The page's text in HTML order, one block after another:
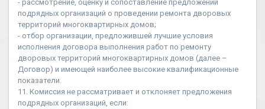
- рассмотрение, оценку и сопоставление предложений
подрядных организаций о проведении ремонта дворовых
территорий многоквартирных домов;
- отбор организации, предложившей лучшие условия
исполнения договора выполнения работ по ремонту
дворовых территорий многоквартирных домов (далее –
Договор) и имеющей наиболее высокие квалификационные
показатели.
11. Комиссия не рассматривает и отклоняет предложения
подрядных организаций, если: